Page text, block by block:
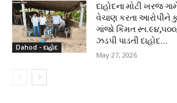
Dahod - દાહોદ
દાહોદના મોટી ખરજ
વેચાણ કરતા આરોપીને
ગાંજો કિંમત
ઝડપી પાડતી દાહોદ...
May 27, 2026